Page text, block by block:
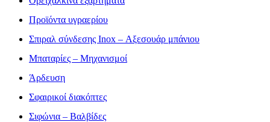
Προϊόντα υγραερίου
Σπιραλ σύνδεσης Inox – Αξεσουάρ μπάνιου
Μπαταρίες – Μηχανισμοί
Άρδευση
Σφαιρικοί διακόπτες
Σιφώνια – Βαλβίδες